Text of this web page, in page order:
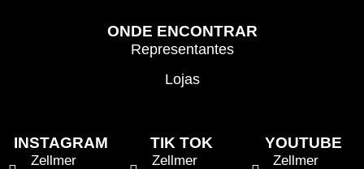
ONDE ENCONTRAR
Representantes
Lojas
INSTAGRAM
Zellmer
TIK TOK
Zellmer
YOUTUBE
Zellmer